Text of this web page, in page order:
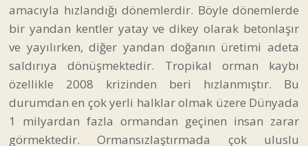
amacıyla hızlandığı dönemlerdir. Böyle dönemlerde
bir yandan kentler yatay ve dikey olarak betonlaşır
ve yayılırken, diğer yandan doğanın üretimi adeta
saldırıya dönüşmektedir. Tropikal orman kaybı
özellikle 2008 krizinden beri hızlanmıştır. Bu
durumdan en çok yerli halklar olmak üzere Dünyada
1 milyardan fazla ormandan geçinen insan zarar
görmektedir. Ormansızlaştırmada çok uluslu